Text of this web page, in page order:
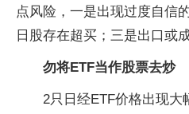
点风险，一是出现过度自信
日股存在超买；三是出口或
勿将ETF当作股票去炒
2只日经ETF价格出现大